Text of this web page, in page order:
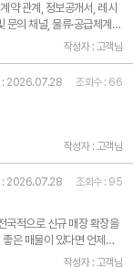
약 관계, 정보공개서, 레시
의 채널, 물류·공급체계
도이며, 사업 부진으로 인
작성자 : 고객님
: 2026.07.28 조회수 : 66
작성자 : 고객님
: 2026.07.28 조회수 : 95
국적으로 신규 매장 확장을
은 매물이 있다면 언제든
검토 가능합니다.1. 희망
작성자 : 고객님